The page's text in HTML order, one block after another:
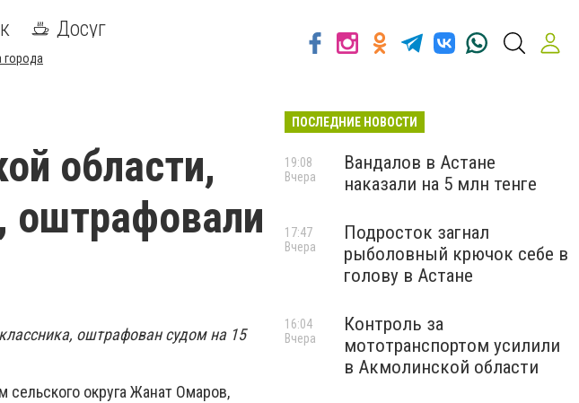
Досуг
города
области,
оштрафовали
оштрафован судом на 15
сельского округа Жанат Омаров,
ПОСЛЕДНИЕ НОВОСТИ
Вандалов в Астане
наказали на 5 млн тенге
19:08
Вчера
Подросток загнал
рыболовный крючок себе в
голову в Астане
17:47
Вчера
Контроль за
мототранспортом усилили
в Акмолинской области
16:04
Вчера